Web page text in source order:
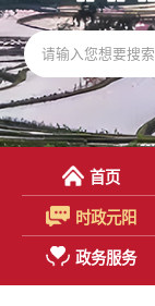
首页
时政元阳
政务服务